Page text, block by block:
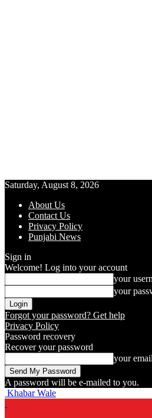
Saturday, August 8, 2026
About Us
Contact Us
Privacy Policy
Punjabi News
Sign in
Welcome! Log into your account
your
your
Forgot your password? Get help
Privacy Policy
Password recovery
Recover your password
your email
A password will be e-mailed to you.
Khabar Wale